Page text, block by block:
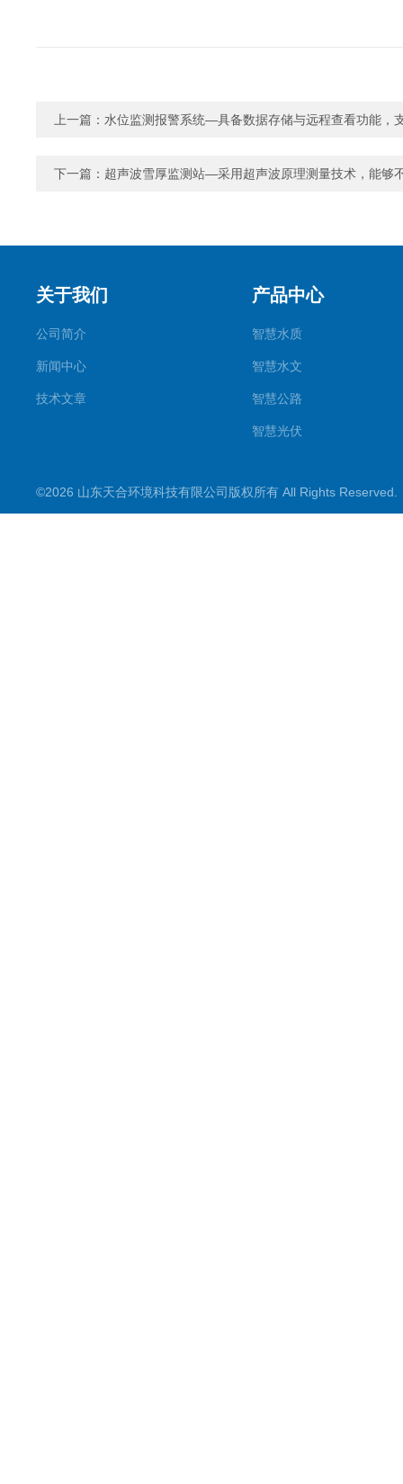
上一篇： 水位监测报警系统—具备数据存储与远程查看功能，
下一篇： 超声波雪厚监测站—采用超声波原理测量技术，能够
关于我们
公司简介
新闻中心
技术文章
产品中心
智慧水质
智慧水文
智慧公路
智慧光伏
智慧农业
©2026 山东天合环境科技有限公司版权所有 All Rights